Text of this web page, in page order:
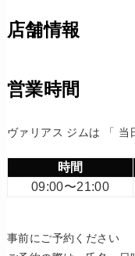
店舗情報
営業時間
ヴァリアス ジムは 「 当
時間
09:00〜21:00
事前にご予約ください